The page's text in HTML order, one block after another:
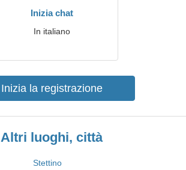
Inizia chat
In italiano
Inizia la registrazione
Altri luoghi, città
Stettino